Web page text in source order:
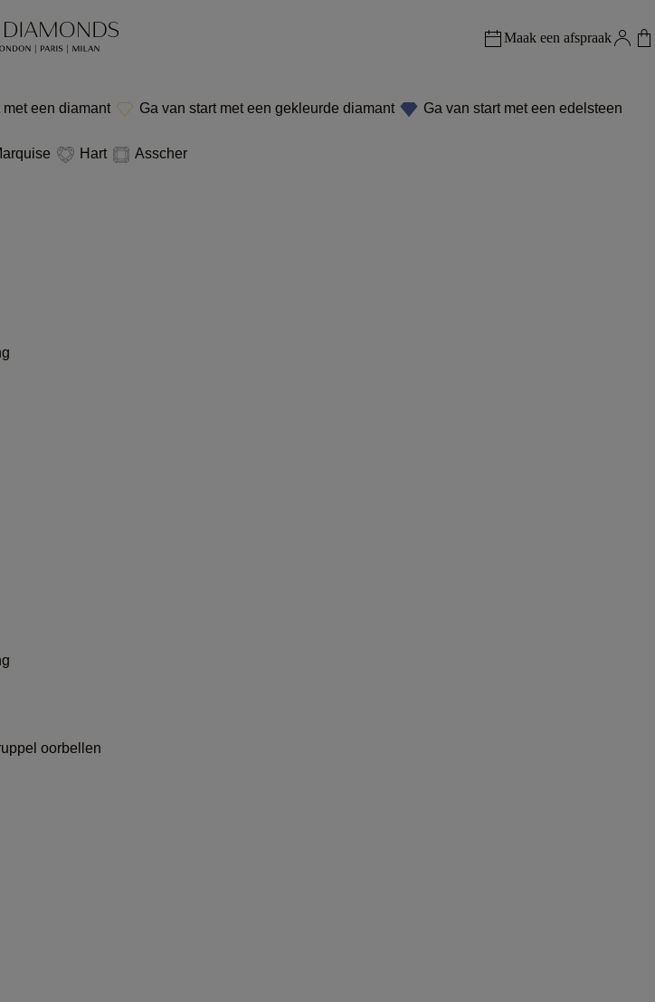
Maak een afspraak
met een diamant Ga van start met een gekleurde diamant
Ga van start met een edelsteen
Hart
Asscher
oorbellen